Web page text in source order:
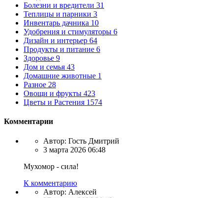
Болезни и вредители 31
Теплицы и парники 3
Инвентарь дачника 10
Удобрения и стимуляторы 6
Дизайн и интерьер 64
Продукты и питание 6
Здоровье 9
Дом и семья 43
Домашние животные 1
Разное 28
Овощи и фрукты 423
Цветы и Растения 1574
Комментарии
Автор: Гость Дмитрий
3 марта 2026 06:48
Мухомор - сила!
К комментарию
Автор: Алексей